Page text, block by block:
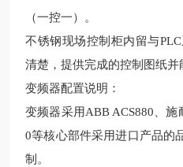
（一控一）。
不锈钢现场控制柜内留与PLC
清楚，提供完成的控制图纸并
变频器配置说明 ：
变频器采用ABB ACS880 、
0等核心部件采用进口产品的
制。